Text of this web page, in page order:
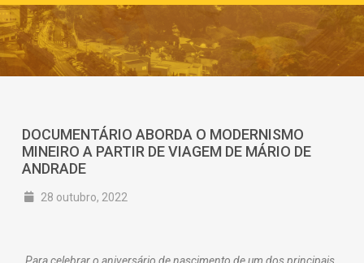
DOCUMENTÁRIO ABORDA O MODERNISMO
MINEIRO A PARTIR DE VIAGEM DE MÁRIO DE
ANDRADE
28 outubro, 2022